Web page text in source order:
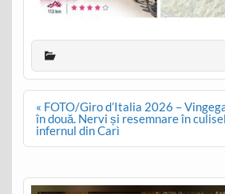
Post
navigation
« FOTO/Giro d’Italia 2026 –
în două. Nervi și resemnare în
infernul din Carì